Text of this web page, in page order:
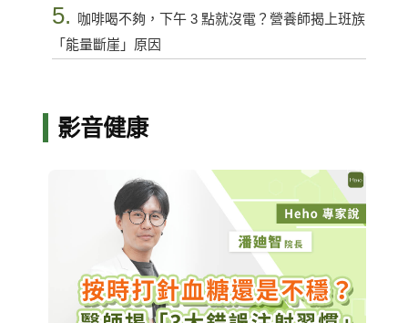
5.
咖啡喝不夠，下午 3 點就沒電？營養師揭上班族
「能量斷崖」原因
影音健康